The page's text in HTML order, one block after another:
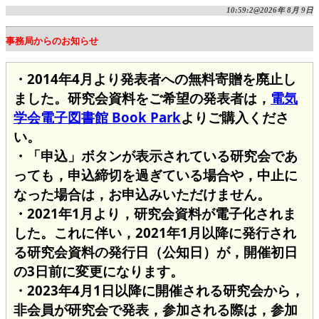
10:59:2@2026年 8月 9日
事務局からのお知らせ
・2014年4月より発表者への無料寄贈を廃止し
ました。研究会資料をご希望の発表者は， 電気
学会電子図書館 Book Parkよりご購入くださ
い。
・「申込」ボタンが表示されている研究会であ
っても，申込締切を過ぎている場合や，中止に
なった場合は，お申込みいただけません。
・2021年1月より，研究会資料が電子化されま
した。これに伴い，2021年1月以降に発行され
る研究会資料の発行日（公知日）が，開催初日
の3日前に変更になります。
・2023年4月1日以降に開催される研究会から，
非会員が研究会で発表，参加される際は，参加